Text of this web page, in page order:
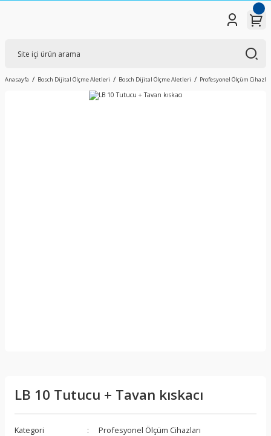
Anasayfa Bosch Dijital Ölçme Aletleri Bosch Dijital Ölçme Aletleri Profesyonel Ölçüm
LB 10 Tutucu + Tavan kıskacı
Kategori
Profesyonel Ölçüm Cihazları